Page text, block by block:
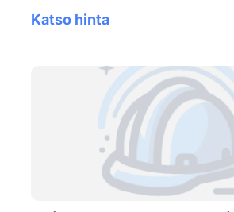
Katso hinta